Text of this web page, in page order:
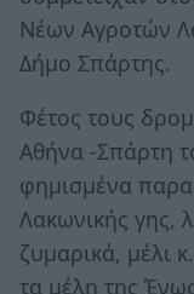
Νέων Αγροτών
Δήμο Σπάρτης.
Φέτος τους
Αθήνα -Σπάρτη
φημισμένα
Λακωνικής γης,
ζυμαρικά, μέλι
τα μέλη της